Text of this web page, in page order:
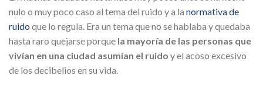
nulo o muy poco caso al tema del ruido y a la normativa de
ruido que lo regula. Era un tema que no se hablaba y quedaba
hasta raro quejarse porque la mayoría de las personas que
vivían en una ciudad asumían el ruido y el acoso excesivo
de los decibelios en su vida.